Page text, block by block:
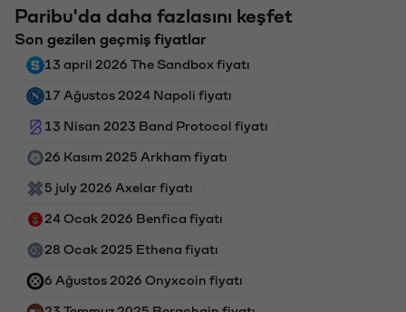
Paribu'da daha fazlasını keşfet
Son gezilen geçmiş fiyatlar
13 april 2026 The Sandbox fiyatı
17 Ağustos 2024 Napoli fiyatı
13 Nisan 2023 Band Protocol fiyatı
26 Kasım 2025 Arkham fiyatı
5 july 2026 Axelar fiyatı
24 Ocak 2026 Benfica fiyatı
28 Ocak 2025 Ethena fiyatı
6 Ağustos 2026 Onyxcoin fiyatı